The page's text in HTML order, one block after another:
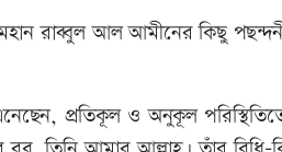
রাব্বুল আল আমীনের কিছু
এনেছেন, প্রতিকূল ও অনুকূল